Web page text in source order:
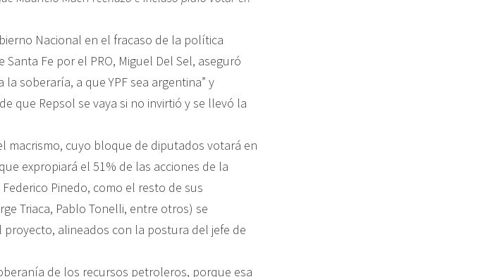
Nacional en el fracaso de la política
Fe por el PRO, Miguel Del Sel, aseguró
soberaría, a que YPF sea argentina” y
que Repsol se vaya si no invirtió y se llevó la
macrismo, cuyo bloque de diputados votará en
expropiará el 51% de las acciones de la
Pinedo, como el resto de sus
Triaca, Pablo Tonelli, entre otros) se
alineados con la postura del jefe de
de los recursos petroleros, porque esa